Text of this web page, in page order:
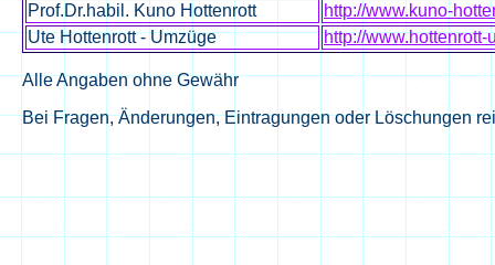
Prof.Dr.habil. Kuno Hottenrott
http://www.kuno-
Ute Hottenrott - Umzüge
http://www.hottenrott-
Alle Angaben ohne Gewähr
Bei Fragen, Änderungen, Eintragungen oder Löschungen